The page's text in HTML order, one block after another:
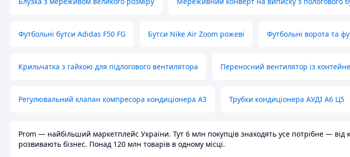
Футбольні бутси Adidas F50 FG Бутси Nike Air Zoom рожеві Футбольні ворота та
Крильчатка з гайкою для підлогового вентилятора Переносний вентилятор із
Регулювальний клапан компресора кондиціонера А3 Трубки кондиціонера АУДІ А6 Ц5
Prom — найбільший маркетплейс України. Тут 6 млн покупців знаходять усе потрібне — від
розвивають бізнес. Понад 120 млн товарів в одному місці.